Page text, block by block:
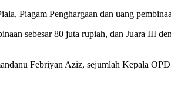
Piagam Penghargaan dan uang
sebesar 80 juta rupiah, dan Juara III
Febriyan Aziz, sejumlah Kepala